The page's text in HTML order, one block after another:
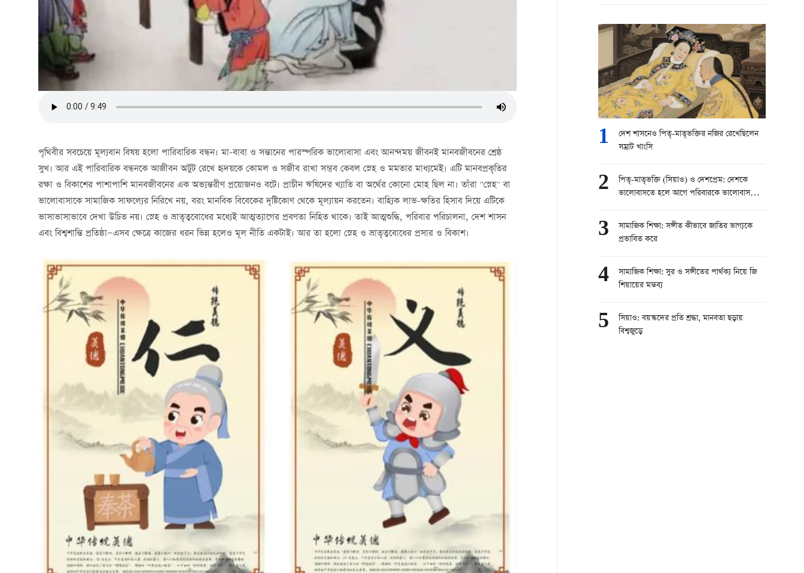
পৃথিবীর সবচেয়ে মূল্যবান বিষয় হলো পারিবারিক বন্ধন। মা-বাবা ও সন্তানের পারস্পরিক ভালোবাসা এবং আনন্দময় জীবনই মানবজীবনের শ্রেষ্ঠ
সুখ। আর এই পারিবারিক বন্ধনকে আজীবন অটুট রেখে হৃদয়কে কোমল ও সজীব রাখা সম্ভব কেবল স্নেহ ও মমতার মাধ্যমেই। এটি মানবপ্রকৃতির
রক্ষা ও বিকাশের পাশাপাশি মানবজীবনের এক অভ্যন্তরীণ প্রয়োজনও বটে। প্রাচীন ঋষিদের খ্যাতি বা অর্থের কোনো মোহ ছিল না। তাঁরা "স্নেহ" বা
ভালোবাসাকে সামাজিক সাফল্যের নিরিখে নয়, বরং মানবিক বিবেকের দৃষ্টিকোণ থেকে মূল্যায়ন করতেন। বাহ্যিক লাভ-ক্ষতির হিসাব দিয়ে এটিকে
ভাসাভাসাভাবে দেখা উচিত নয়। স্নেহ ও ভ্রাতৃত্ববোধের মধ্যেই আত্মত্যাগের প্রবণতা নিহিত থাকে। তাই আত্মশুদ্ধি, পরিবার পরিচালনা, দেশ শাসন
এবং বিশ্বশান্তি প্রতিষ্ঠা—এসব ক্ষেত্রে কাজের ধরন ভিন্ন হলেও মূল নীতি একটাই। আর তা হলো স্নেহ ও ভ্রাতৃত্ববোধের প্রসার ও বিকাশ।
1
দেশ শাসনেও পিতৃ-মাতৃভক্তির নজির রেখেছিলেন
সম্রাট খাংসি
2
পিতৃ-মাতৃভক্তি (সিয়াও) ও দেশপ্রেম: দেশকে
ভালোবাসতে হলে আগে পরিবারকে ভালোবাসতে
3
সামাজিক শিক্ষা: সঙ্গীত কীভাবে জাতির ভাগ্যকে
প্রভাবিত করে
4
সামাজিক শিক্ষা: সুর ও সঙ্গীতের পার্থক্য নিয়ে জি
শিয়ায়ের মন্তব্য
5
সিয়াও: বয়স্কদের প্রতি শ্রদ্ধা, মানবতা ছড়ায়
বিশ্বজুড়ে